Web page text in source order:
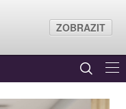
ZOBRAZIT